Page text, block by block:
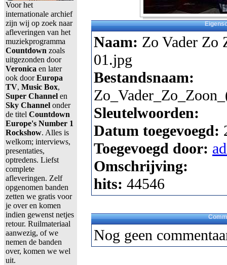
Voor het
internationale archief
zijn wij op zoek naar
afleveringen van het
muziekprogramma
Countdown zoals
uitgezonden door
Veronica en later
ook doorEuropa
TV, Music Box,
Super Channel en
Sky Channel onder
de titel Countdown
Europe's Number 1
Rockshow. Alles is
welkom; interviews,
presentaties,
optredens. Liefst
complete
afleveringen. Zelf
opgenomen banden
zetten we gratis voor
je over en komen
indien gewenst netjes
retour. Ruilmateriaal
aanwezig, of we
nemen de banden
over, komen we wel
uit.
Naam: Zo Vader Zo
01.jpg
Bestandsnaam:
Sleutelwoorden:
Datum toegevoegd:
Toegevoegd door:
Omschrijving:
hits: 44546
Nog geen